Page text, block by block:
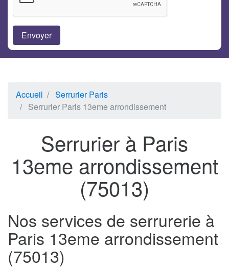
Accueil
Serrurier Paris
Serrurier Paris 13eme arrondissement
Serrurier à Paris
13eme arrondissement
(75013)
Nos services de serrurerie à
Paris 13eme arrondissement
(75013)